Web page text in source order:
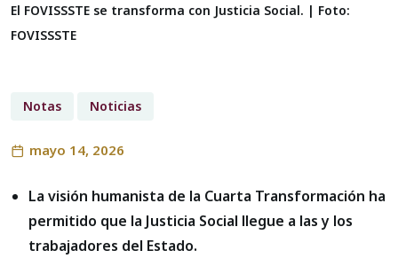
El FOVISSSTE se transforma con Justicia Social. | Foto:
FOVISSSTE
Notas Noticias
mayo 14, 2026
La visión humanista de la Cuarta Transformación ha
permitido que la Justicia Social llegue a las y los
trabajadores del Estado.